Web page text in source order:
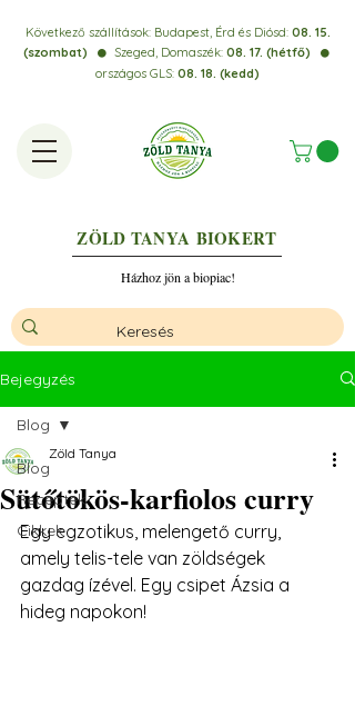
ZÖLD TANYA BIOKERT
Házhoz jön a biopiac!
Következő szállítások: Budapest, Érd és Diósd:08. 15.
(szombat)
⚫️ Szeged, Domaszék: 08. 17. (hétfő) ⚫️
országos GLS: 08. 18. (kedd)
Bejegyzés
Blog
Receptek
Cikkek
Blog
Sütőtökös-karfiolos curry
Zöld Tanya
Egy egzotikus, melengető curry,
amely telis-tele van zöldségek
gazdag ízével. Egy csipet Ázsia a
hideg napokon!